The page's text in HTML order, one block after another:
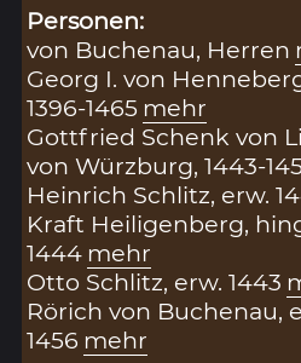
Personen:
von Buchenau, Herren
Georg I. von
1396-1465 mehr
Gottfried Schenk von
von Würzburg, 1443-
Heinrich Schlitz, erw.
Kraft Heiligenberg,
1444 mehr
Otto Schlitz, erw. 1443
Rörich von Buchenau,
1456 mehr